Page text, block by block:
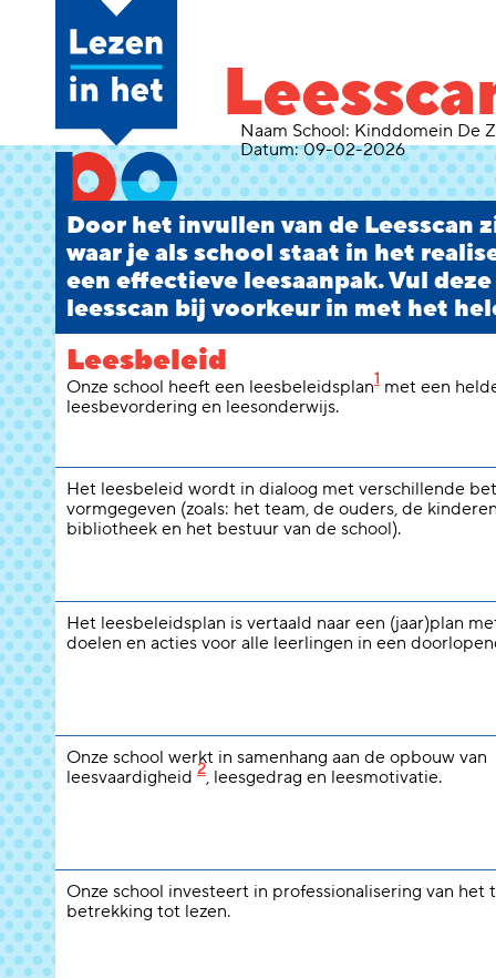
Naam School: Kinddomein De
Datum:09-02-2026
Door het invullen van de Leesscan
waar je als school staat in het
een effectieve leesaanpak. Vul deze
leesscan bij voorkeur in met het
Leesbeleid
Onze school heeft een leesbeleidsplan1 met een
leesbevordering en leesonderwijs.
Het leesbeleid wordt in dialoog met verschillende
vormgegeven (zoals: het team, de ouders, de
bibliotheek en het bestuur van de school).
Het leesbeleidsplan is vertaald naar een (jaar)plan
doelen en acties voor alle leerlingen in een
Onze school werkt in samenhang aan de opbouw van
leesvaardigheid 2, leesgedrag en leesmotivatie.
Onze school investeert in professionalisering van het
betrekking tot lezen.